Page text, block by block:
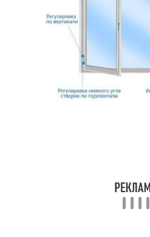
Режимы на
пластиковых окнах
Сезонные режимы